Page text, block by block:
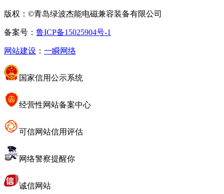
版权：©青岛绿波杰能电磁兼容装备有限公司
备案号： 鲁ICP备15025904号-1
网站建设 ： 一瞬网络
国家信用公示系统
经营性网站备案中心
可信网站信用评估
网络警察提醒你
诚信网站